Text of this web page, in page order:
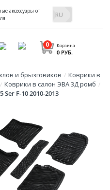
аксессуары от
Корзина
0
0 РУБ.
и брызговиков / Коврики в
/ Коврики в салон ЭВА 3Д ромб /
F-10 2010-2013